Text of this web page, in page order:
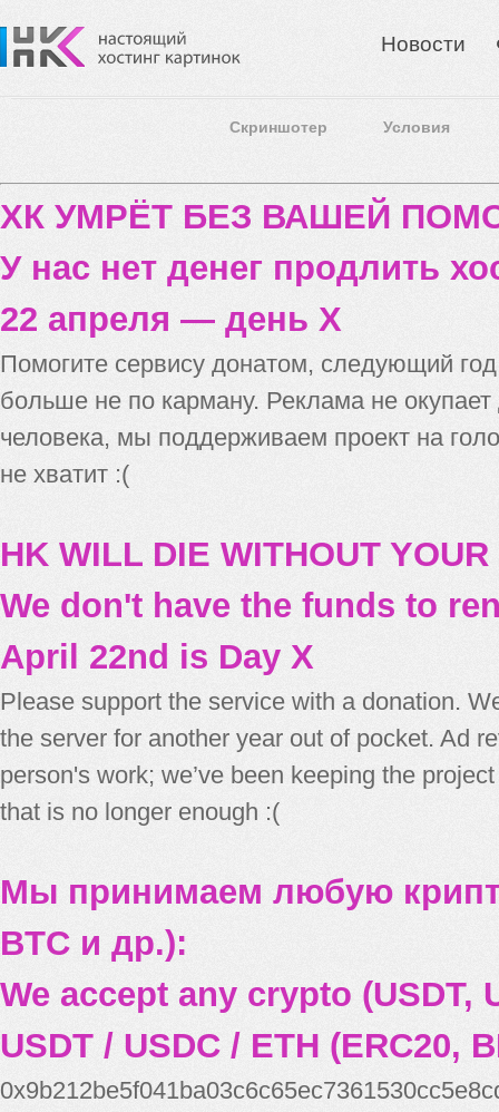
Новости
Скриншотер Условия
ХК УМРЁТ БЕЗ ВАШЕЙ
У нас нет денег продлить
22 апреля — день X
Помогите сервису донатом, следующий
больше не по карману. Реклама не
человека, мы поддерживаем проект на
не хватит :(
HK WILL DIE WITHOUT
We don't have the funds to
April 22nd is Day X
Please support the service with a donation.
the server for another year out of pocket. Ad
person's work; we’ve been keeping the
that is no longer enough :(
Мы принимаем любую
BTC и др.):
We accept any crypto (USDT,
USDT / USDC / ETH (ERC20,